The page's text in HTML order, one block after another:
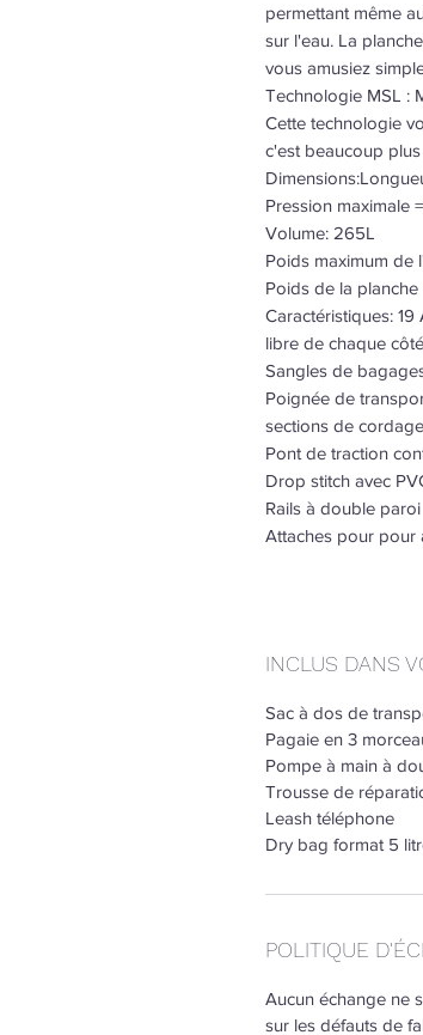
permettant même
sur l'eau. La
vous amusiez
Technologie MSL :
Cette technologie
c'est beaucoup
Pression maximale
Volume: 265L
Poids maximum de
Poids de la planche
Caractéristiques:
libre de chaque
Sangles de
Poignée de
sections de
Pont de traction
Drop stitch avec
Rails à double paroi
Attaches pour pour
INCLUS DANS
Sac à dos de
Pagaie en 3
Pompe à main à
Trousse de
Leash téléphone
Dry bag format 5
POLITIQUE
Aucun échange ne
sur les défauts de